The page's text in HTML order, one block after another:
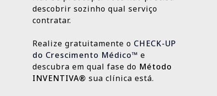
Fazer meu CHECK-UP Gratuito
resultados e aprimorando o que ainda
pode crescer.
Outras, como SEO Médico, Gestão do Blog e
construção de autoridade digital, são
resultados sólidos e duradouros ao longo
do tempo.
Por isso trabalhamos com um método
descobrir sozinho qual serviço
contratar.
Realize gratuitamente o CHECK-UP
do Crescimento Médico™ e
descubra em qual fase do Método
INVENTIVA® sua clínica está.